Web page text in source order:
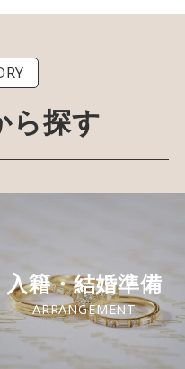
ら探す
入籍・結婚準備
ARRANGEMENT